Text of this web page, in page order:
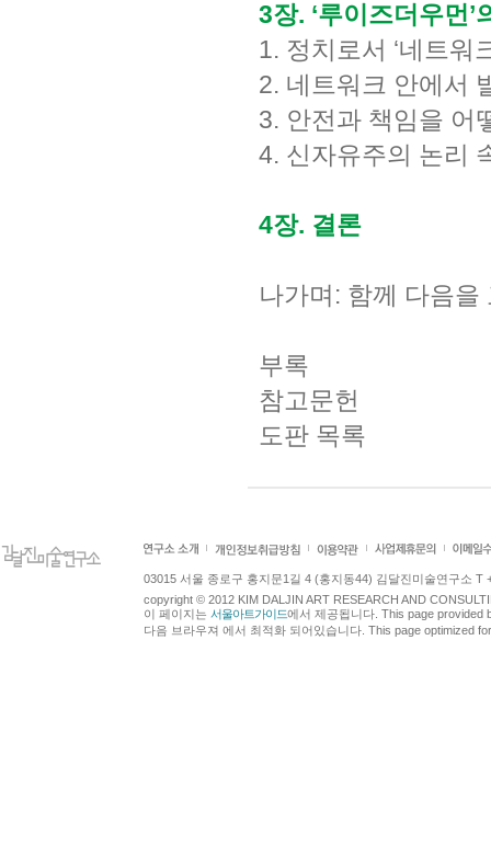
3장. ‘루이즈더우먼
1. 정치로서 ‘네트워
2. 네트워크 안에서
3. 안전과 책임을 어
4. 신자유주의 논리
4장. 결론
나가며: 함께 다음
부록
참고문헌
도판 목록
03015 서울 종로구 홍지문1길 4 (홍지동44) 김달진미술연구소 T
copyright © 2012 KIM DALJIN ART RESEARCH AND
이 페이지는 서울아트가이드에서 제공됩니다. This page provided
다음 브라우져 에서 최적화 되어있습니다. This page optimized